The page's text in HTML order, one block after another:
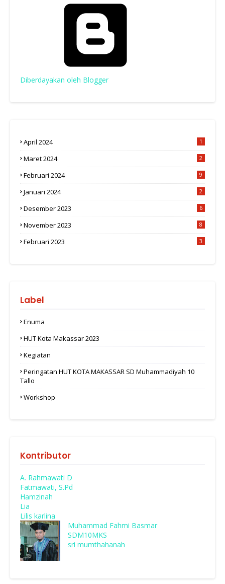
Diberdayakan oleh Blogger
April 2024 1
Maret 2024 2
Februari 2024 9
Januari 2024 2
Desember 2023 6
November 2023 8
Februari 2023 3
Label
Enuma
HUT Kota Makassar 2023
Kegiatan
Peringatan HUT KOTA MAKASSAR SD Muhammadiyah 10
Tallo
Workshop
Kontributor
A. Rahmawati D
Fatmawati, S.Pd
Hamzinah
Lia
Lilis karlina
Muhammad Fahmi Basmar
SDM10MKS
sri mumthahanah